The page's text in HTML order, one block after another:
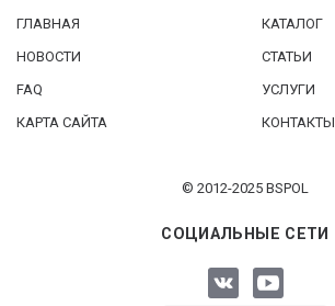
ГЛАВНАЯ
КАТАЛОГ
НОВОСТИ
СТАТЬИ
FAQ
УСЛУГИ
КАРТА САЙТА
КОНТАКТЫ
© 2012-2025 BSPOL
СОЦИАЛЬНЫЕ СЕТИ